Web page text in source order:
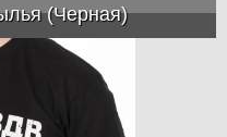
(Черная)